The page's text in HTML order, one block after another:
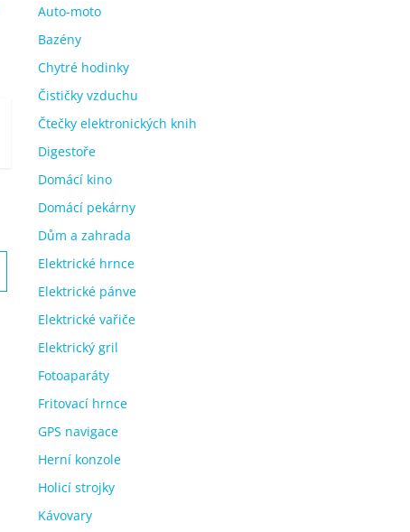
Auto-moto
Bazény
Chytré hodinky
Čističky vzduchu
Čtečky elektronických knih
Digestoře
Domácí kino
Domácí pekárny
Dům a zahrada
Elektrické hrnce
Elektrické pánve
Elektrické vařiče
Elektrický gril
Fotoaparáty
Fritovací hrnce
GPS navigace
Herní konzole
Holicí strojky
Kávovary